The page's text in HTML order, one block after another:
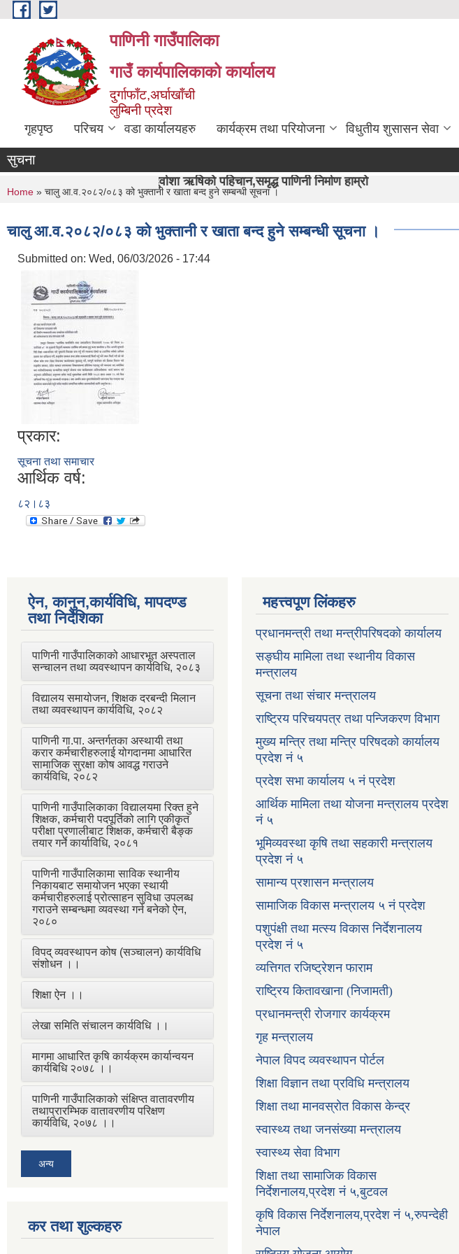
Skip to main content
पाणिनी गाउँपालिका
गाउँ कार्यपालिकाको कार्यालय
दुर्गाफाँट,अर्घाखाँची
लुम्बिनी प्रदेश
गृहपृष्ठ परिचय वडा कार्यालयहरु कार्यक्रम तथा परियोजना विधुतीय शुसासन सेवा
"पाणिनी र दुर्वाशा ऋषिको पहिचान,समृद्ध पाणिनी निर्माण हाम्रो अभीयान"।
सुचना
You are here
Home » चालु आ.व.२०८२/०८३ को भुक्तानी र खाता बन्द हुने सम्बन्धी सूचना ।
चालु आ.व.२०८२/०८३ को भुक्तानी र खाता बन्द हुने सम्बन्धी सूचना ।
Submitted on: Wed, 06/03/2026 - 17:44
प्रकार:
सूचना तथा समाचार
आर्थिक वर्ष:
८२।८३
ऐन, कानुन,कार्यविधि, मापदण्ड
तथा निर्देशिका
पाणिनी गाउँपालिकाको आधारभूत अस्पताल
सन्चालन तथा व्यवस्थापन कार्यविधि, २०८३
विद्यालय समायोजन, शिक्षक दरबन्दी मिलान
तथा व्यवस्थापन कार्यविधि, २०८२
पाणिनी गा.पा. अन्तर्गतका अस्थायी तथा
करार कर्मचारीहरुलाई योगदानमा आधारित
सामाजिक सुरक्षा कोष आवद्ध गराउने
कार्यविधि, २०८२
पाणिनी गाउँपालिकाका विद्यालयमा रिक्त हुने
शिक्षक, कर्मचारी पदपूर्तिको लागि एकीकृत
परीक्षा प्रणालीबाट शिक्षक, कर्मचारी बैङ्क
तयार गर्ने कार्याविधि, २०८१
पाणिनी गाउँपालिकामा साविक स्थानीय
निकायबाट समायोजन भएका स्थायी
कर्मचारीहरुलाई प्रोत्साहन सुविधा उपलब्ध
गराउने सम्बन्धमा व्यवस्था गर्न बनेको ऐन,
२०८०
विपद् व्यवस्थापन कोष (सञ्चालन) कार्यविधि
संशोधन ।।
शिक्षा ऐन ।।
लेखा समिति संचालन कार्यविधि ।।
मागमा आधारित कृषि कार्यक्रम कार्यान्वयन
कार्यबिधि २०७८ ।।
पाणिनी गाउँपालिकाको संक्षिप्त वातावरणीय
तथाप्रारम्भिक वातावरणीय परिक्षण
कार्यविधि, २०७८ ।।
अन्य
कर तथा शुल्कहरु
महत्त्वपूण लिंकहरु
प्रधानमन्त्री तथा मन्त्रीपरिषदको कार्यालय
सङ्घीय मामिला तथा स्थानीय विकास
मन्त्रालय
सूचना तथा संचार मन्त्रालय
राष्ट्रिय परिचयपत्र तथा पन्जिकरण विभाग
मुख्य मन्त्रि तथा मन्त्रि परिषदको कार्यालय
प्रदेश नं ५
प्रदेश सभा कार्यालय ५ नं प्रदेश
आर्थिक मामिला तथा योजना मन्त्रालय प्रदेश
नं ५
भूमिव्यवस्था कृषि तथा सहकारी मन्त्रालय
प्रदेश नं ५
सामान्य प्रशासन मन्त्रालय
सामाजिक विकास मन्त्रालय ५ नं प्रदेश
पशुपंक्षी तथा मत्स्य विकास निर्देशनालय
प्रदेश नं ५
व्यत्तिगत रजिष्ट्रेशन फाराम
राष्ट्रिय कितावखाना (निजामती)
प्रधानमन्त्री रोजगार कार्यक्रम
गृह मन्त्रालय
नेपाल विपद व्यवस्थापन पोर्टल
शिक्षा विज्ञान तथा प्रविधि मन्त्रालय
शिक्षा तथा मानवस्रोत विकास केन्द्र
स्वास्थ्य तथा जनसंख्या मन्त्रालय
स्वास्थ्य सेवा विभाग
शिक्षा तथा सामाजिक विकास
निर्देशनालय,प्रदेश नं ५,बुटवल
कृषि विकास निर्देशनालय,प्रदेश नं ५,रुपन्देही
नेपाल